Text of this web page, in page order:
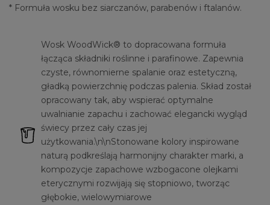
* Formuła wosku bez siarczanów, parabenów i ftalanów.
Wosk WoodWick® to dopracowana formuła
łącząca składniki roślinne i parafinowe. Zapewnia
czyste, równomierne spalanie oraz estetyczną,
gładką powierzchnię podczas palenia. Skład został
opracowany tak, aby wspierać optymalne
uwalnianie zapachu i zachować elegancki wygląd
świecy przez cały czas jej
użytkowania.\n\nStonowane kolory inspirowane
naturą podkreślają harmonijny charakter marki, a
kompozycje zapachowe wzbogacone olejkami
eterycznymi rozwijają się stopniowo, tworząc
głębokie, wielowymiarowe